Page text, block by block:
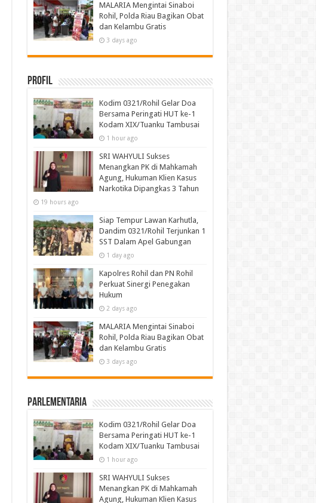
MALARIA Mengintai Sinaboi
Rohil, Polda Riau Bagikan Obat
dan Kelambu Gratis
3 days ago
Profil
Kodim 0321/Rohil Gelar Doa
Bersama Peringati HUT ke-1
Kodam XIX/Tuanku Tambusai
1 hour ago
SRI WAHYULI Sukses
Menangkan PK di Mahkamah
Agung, Hukuman Klien Kasus
Narkotika Dipangkas 3 Tahun
19 hours ago
Siap Tempur Lawan Karhutla,
Dandim 0321/Rohil Terjunkan 1
SST Dalam Apel Gabungan
1 day ago
Kapolres Rohil dan PN Rohil
Perkuat Sinergi Penegakan
Hukum
2 days ago
MALARIA Mengintai Sinaboi
Rohil, Polda Riau Bagikan Obat
dan Kelambu Gratis
3 days ago
Parlementaria
Kodim 0321/Rohil Gelar Doa
Bersama Peringati HUT ke-1
Kodam XIX/Tuanku Tambusai
1 hour ago
SRI WAHYULI Sukses
Menangkan PK di Mahkamah
Agung, Hukuman Klien Kasus